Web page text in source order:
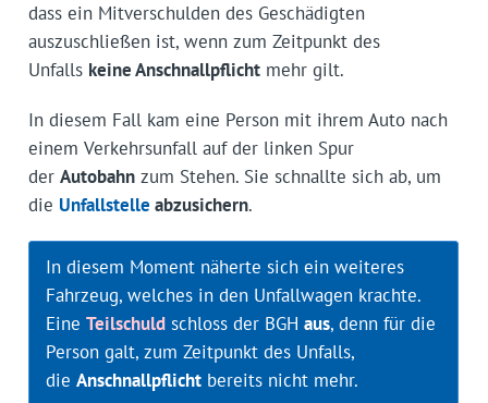
dass ein Mitverschulden des Geschädigten
auszuschließen ist, wenn zum Zeitpunkt des
Unfalls keine Anschnallpflichtmehr gilt.
In diesem Fall kam eine Person mit ihrem Auto nach
einem Verkehrsunfall auf der linken Spur
der Autobahnzum Stehen. Sie schnallte sich ab, um
die Unfallstelle abzusichern.
In diesem Moment näherte sich ein weiteres
Fahrzeug, welches in den Unfallwagen krachte.
Eine Teilschuldschloss der BGH aus, denn für die
Person galt, zum Zeitpunkt des Unfalls,
die Anschnallpflichtbereits nicht mehr.